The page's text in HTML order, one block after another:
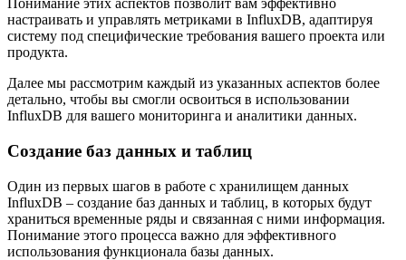
Понимание этих аспектов позволит вам эффективно
настраивать и управлять метриками в InfluxDB, адаптируя
систему под специфические требования вашего проекта или
продукта.
Далее мы рассмотрим каждый из указанных аспектов более
детально, чтобы вы смогли освоиться в использовании
InfluxDB для вашего мониторинга и аналитики данных.
Создание баз данных и таблиц
Один из первых шагов в работе с хранилищем данных
InfluxDB – создание баз данных и таблиц, в которых будут
храниться временные ряды и связанная с ними информация.
Понимание этого процесса важно для эффективного
использования функционала базы данных.